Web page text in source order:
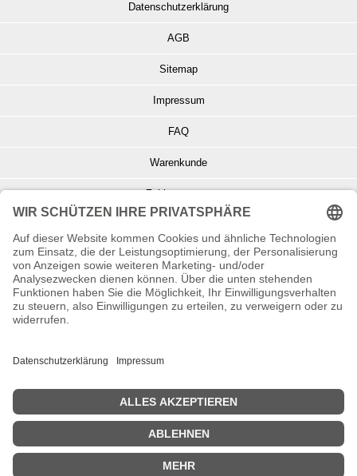
Datenschutzerklärung
AGB
Sitemap
Impressum
FAQ
Warenkunde
Zahlungsarten
Info zu Elektro- u. Elektronikgeräten
Batterieentsorgung
Informationen zur Echtheit von Kundenbewertungen
© Copyright 2026 Wohnambiente-Shop